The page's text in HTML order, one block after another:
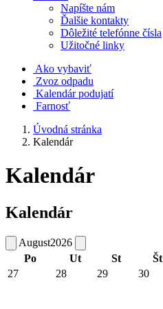
Napíšte nám
Ďalšie kontakty
Dôležité telefónne čísla
Užitočné linky
Ako vybaviť
Zvoz odpadu
Kalendár podujatí
Farnosť
Úvodná stránka
Kalendár
Kalendár
Kalendár
August2026
Po
Ut St Št
27
28 29 30